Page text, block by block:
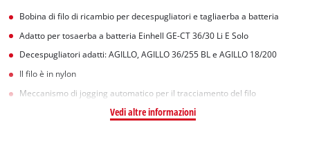
Bobina di filo di ricambio per decespugliatori e tagliaerba a batteria
Adatto per tosaerba a batteria Einhell GE-CT 36/30 Li E Solo
Decespugliatori adatti: AGILLO, AGILLO 36/255 BL e AGILLO 18/200
Il filo è in nylon
Meccanismo di jogging automatico per il tracciamento del filo
Vedi altre informazioni